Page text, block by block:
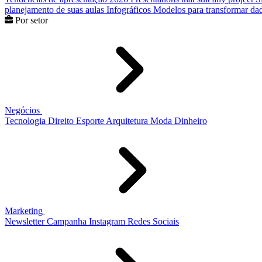
planejamento de suas aulas Infográficos Modelos para transformar
Por setor
Negócios
Tecnologia Direito Esporte Arquitetura Moda Dinheiro
Marketing
Newsletter Campanha Instagram Redes Sociais